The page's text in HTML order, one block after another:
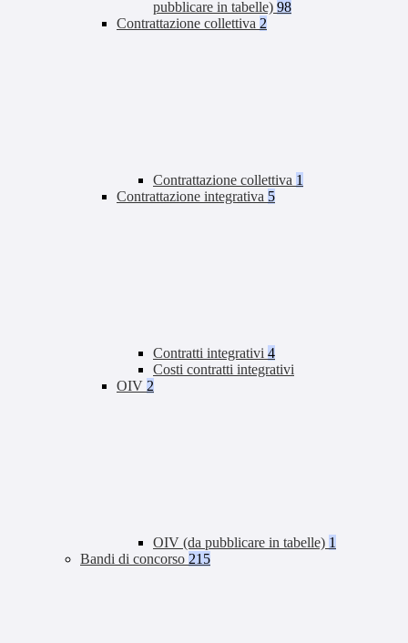
pubblicare in tabelle) 98
Contrattazione collettiva 2
Contrattazione collettiva 1
Contrattazione integrativa 5
Contratti integrativi 4
Costi contratti integrativi
OIV 2
OIV (da pubblicare in tabelle) 1
Bandi di concorso 215